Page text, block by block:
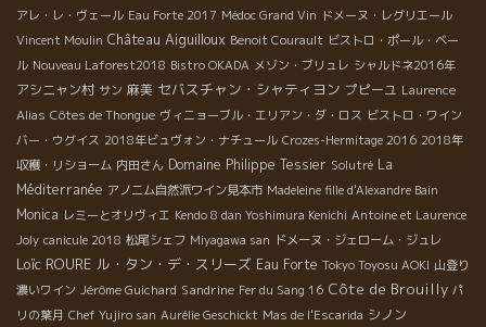
アレ・レ・ヴェール Eau Forte 2017 Médoc Grand Vin ドメーヌ・レグリエール
Vincent Moulin Château Aiguilloux Benoit Courault ビストロ・ポール・ベー
ル Nouveau Laforest2018 Bistro OKADA メゾン・ブリュレ シャルドネ2016年
アシニャン村 サン 麻美 セバスチャン・シャティヨン プピーユ Laurence
Alias Côtes de Thongue ヴィニョーブル・エリアン・ダ・ロス ビストロ・ワイン
バー・ウグイス 2018年ビュヴォン・ナチュール Crozes-Hermitage 2016 2018年
収穫・リショーム 内田さん Domaine Philippe Tessier Solutré La
Méditerranée アノニム自然派ワイン見本市 Madeleine fille d'Alexandre Bain
Monica レミーとオリヴィエ Kendo 8 dan Yoshimura Kenichi Antoine et Laurence
Joly canicule 2018 松尾シェフ Miyagawa san ドメーヌ・ジェローム・ジュレ
Loïc ROURE ル・タン・デ・スリーズ Eau Forte Tokyo Toyosu AOKI 山登り
濃いワイン Jérôme Guichard Sandrine Fer du Sang 16 Côte de Brouilly パ
リの葉月 Chef Yujiro san Aurélie Geschickt Mas de l'Escarida シノン